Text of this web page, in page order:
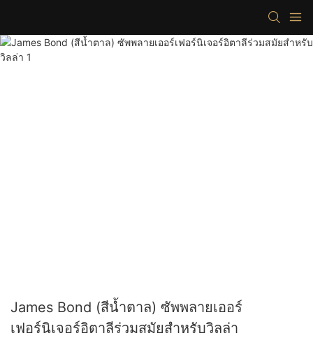
James Bond (สีน้ำตาล) ซัพพลายเออร์
เฟอร์นิเจอร์อิตาลีร่วมสมัยสำหรับวิลล่า